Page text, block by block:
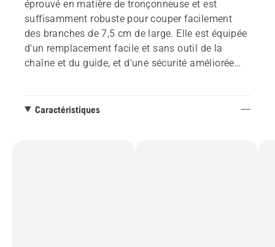
éprouvé en matière de tronçonneuse et est
suffisamment robuste pour couper facilement
des branches de 7,5 cm de large. Elle est équipée
d'un remplacement facile et sans outil de la
chaîne et du guide, et d'une sécurité améliorée
surveillance. Le rangement est facilité par le
Caractéristiques